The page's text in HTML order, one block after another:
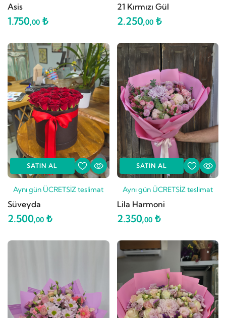
Asis
1.750,00 ₺
21 Kırmızı Gül
2.250,00₺
SATIN AL
Aynı gün ÜCRETSİZ teslimat
Süveyda
2.500,00 ₺
SATIN AL
Aynı gün ÜCRETSİZ teslimat
Lila Harmoni
2.350,00₺